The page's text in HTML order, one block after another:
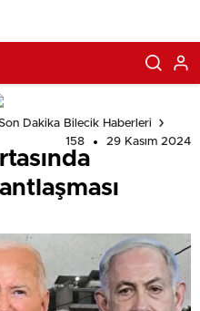
Dakika Bilecik Haberleri
158
29 Kasım 2024